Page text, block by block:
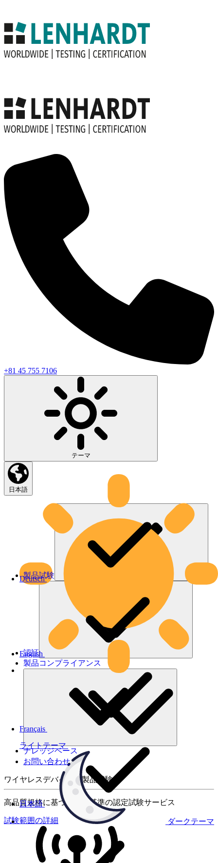
+81 45 755 7106
テーマ
ライトテーマ
ダークテーマ
日本語
Deutsch
English
Français
日本語
製品試験
認証
製品コンプライアンス
ナレッジベース
お問い合わせ
ワイヤレスデバイスの製品試験
高品質規格に基づく国際基準の認定試験サービス
試験範囲の詳細